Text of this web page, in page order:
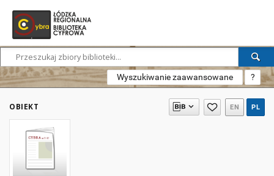
Wyszukiwanie zaawansowane ?
OBIEKT EN PL